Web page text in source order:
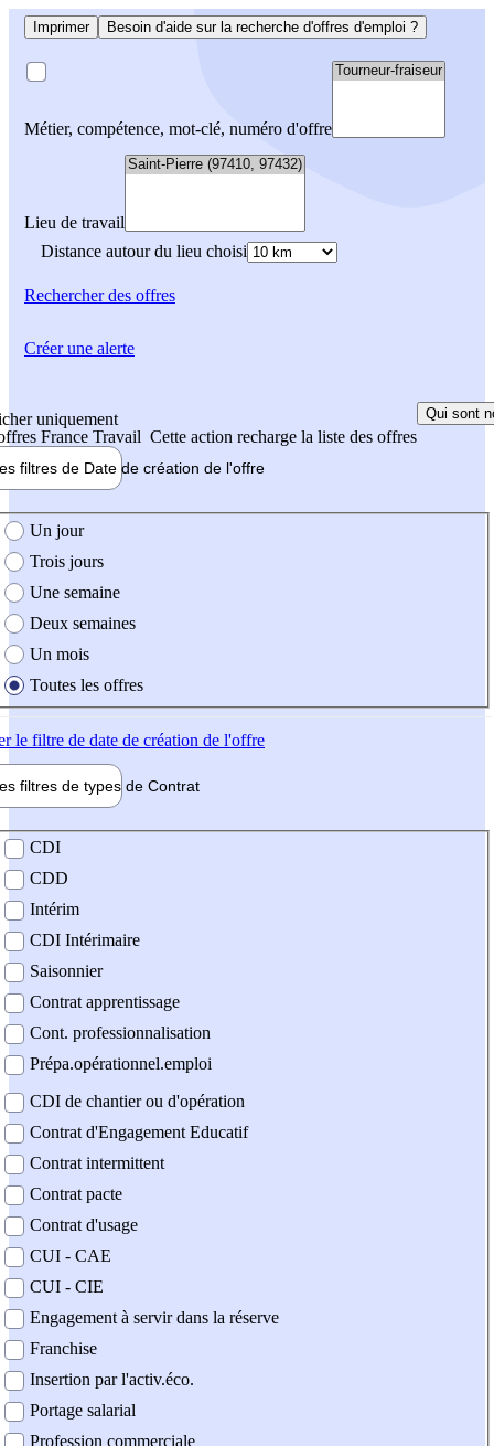
Imprimer Besoin d'aide sur la recherche d'offres d'emploi ?
Métier, compétence, mot-clé, numéro d'offre
Lieu de travail
Distance autour du lieu choisi
Rechercherdes offres
uniquement
France Travail Cette action recharge la liste des offres
Qui sont
filtres de Date de création de l'offre
création de l'offre
Un jour
Trois jours
Une semaine
Deux semaines
Un mois
Toutes les offres
le filtre de date de création de l'offre
filtres de types de Contrat
contrat
CDI
CDD
Intérim
CDI Intérimaire
Saisonnier
Contrat apprentissage
Cont. professionnalisation
Prépa.opérationnel.emploi
CDI de chantier ou d'opération
Contrat d'Engagement Educatif
Contrat intermittent
Contrat pacte
Contrat d'usage
CUI - CAE
CUI - CIE
Engagement à servir dans la réserve
Franchise
Insertion par l'activ.éco.
Portage salarial
Profession commerciale
Créer une alerte